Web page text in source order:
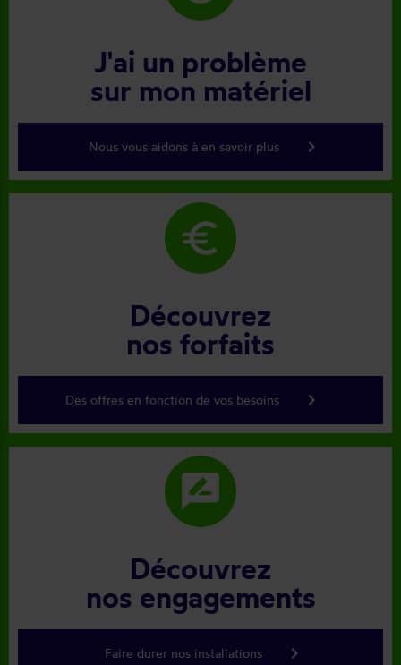
J'ai un problème
sur mon matériel
Nous vous aidons à en savoir plus keyboard_arrow_right
euro
Découvrez
nos forfaits
Des offres en fonction de vos besoins keyboard_arrow_right
rate_review
Découvrez
nos engagements
Faire durer nos installations keyboard_arrow_right